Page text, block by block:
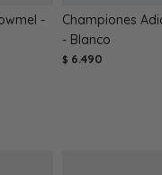
-
Championes
- Blanco
$ 6.490